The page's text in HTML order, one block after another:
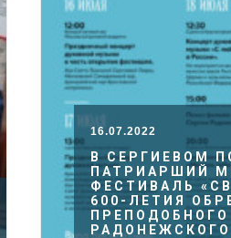
16.07.2022
В СЕРГИЕВОМ
ПАТРИАРШИЙ
ФЕСТИВАЛЬ
600-ЛЕТИЯ
ПРЕПОДОБНОГО
РАДОНЕЖСКОГО